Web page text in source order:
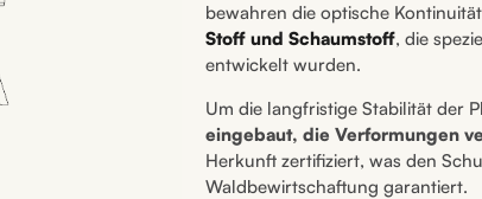
bewahren die optische
Stoff und Schaumstoff, die
entwickelt wurden.
Um die langfristige Stabilität der
eingebaut, die Verformungen
Herkunft zertifiziert, was den
Waldbewirtschaftung garantiert.